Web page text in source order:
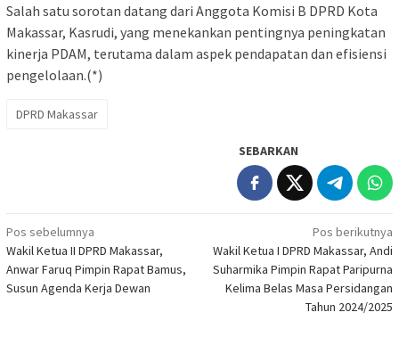
Salah satu sorotan datang dari Anggota Komisi B DPRD Kota
Makassar, Kasrudi, yang menekankan pentingnya peningkatan
kinerja PDAM, terutama dalam aspek pendapatan dan efisiensi
pengelolaan.(*)
DPRD Makassar
SEBARKAN
Navigasi
pos
Pos sebelumnya
Wakil Ketua II DPRD Makassar,
Anwar Faruq Pimpin Rapat Bamus,
Susun Agenda Kerja Dewan
Pos berikutnya
Wakil Ketua I DPRD Makassar, Andi
Suharmika Pimpin Rapat Paripurna
Kelima Belas Masa Persidangan
Tahun 2024/2025